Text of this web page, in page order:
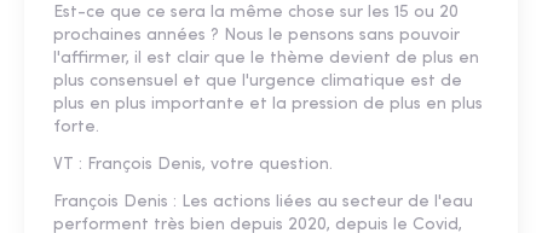
Est-ce que ce sera la même chose sur les 15 ou 20
prochaines années ? Nous le pensons sans pouvoir
l'affirmer, il est clair que le thème devient de plus en
plus consensuel et que l'urgence climatique est de
plus en plus importante et la pression de plus en plus
forte.
VT : François Denis, votre question.
François Denis : Les actions liées au secteur de l'eau
performent très bien depuis 2020, depuis le Covid,